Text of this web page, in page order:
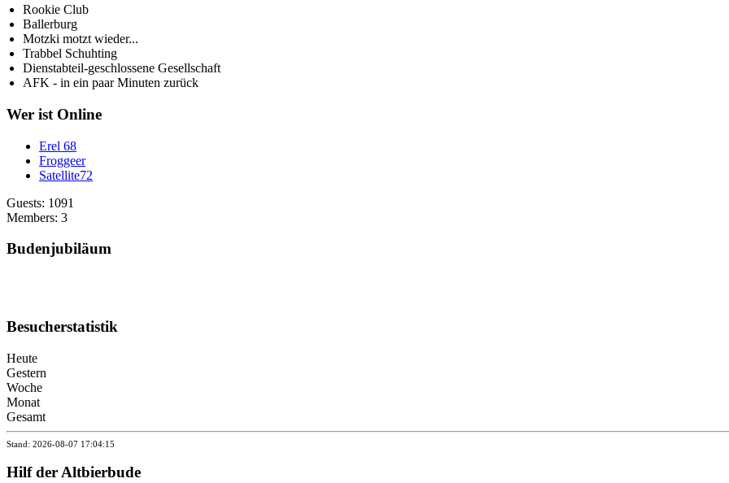
Rookie Club
Ballerburg
Motzki motzt wieder...
Trabbel Schuhting
Dienstabteil-geschlossene Gesellschaft
AFK - in ein paar Minuten zurück
Wer ist Online
Erel 68
Froggeer
Satellite72
Guests: 1091
Members: 3
Budenjubiläum
Besucherstatistik
Heute
Gestern
Woche
Monat
Gesamt
Stand: 2026-08-07 17:04:15
Hilf der Altbierbude